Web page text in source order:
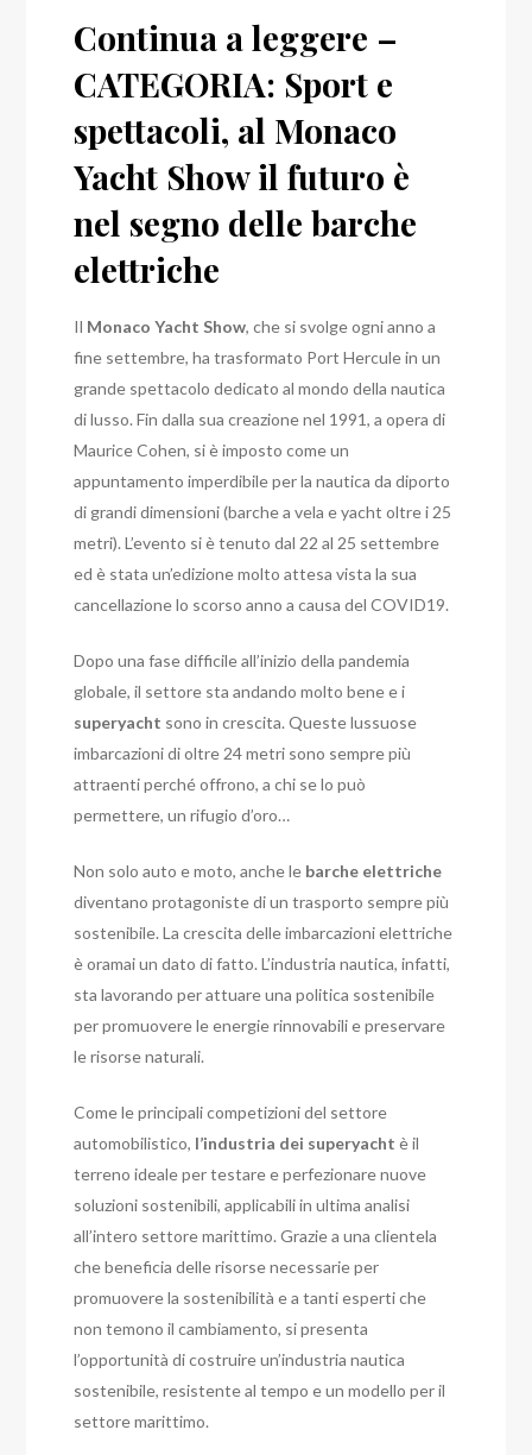
Continua a leggere –
CATEGORIA: Sport e
spettacoli, al Monaco
Yacht Show il futuro è
nel segno delle barche
elettriche
Il Monaco Yacht Show, che si svolge ogni anno a
fine settembre, ha trasformato Port Hercule in un
grande spettacolo dedicato al mondo della nautica
di lusso. Fin dalla sua creazione nel 1991, a opera di
Maurice Cohen, si è imposto come un
appuntamento imperdibile per la nautica da diporto
di grandi dimensioni (barche a vela e yacht oltre i 25
metri). L’evento si è tenuto dal 22 al 25 settembre
ed è stata un’edizione molto attesa vista la sua
cancellazione lo scorso anno a causa del COVID19.
Dopo una fase difficile all’inizio della pandemia
globale, il settore sta andando molto bene e i
superyacht sono in crescita. Queste lussuose
imbarcazioni di oltre 24 metri sono sempre più
attraenti perché offrono, a chi se lo può
permettere, un rifugio d’oro…
Non solo auto e moto, anche le barche elettriche
diventano protagoniste di un trasporto sempre più
sostenibile. La crescita delle imbarcazioni elettriche
è oramai un dato di fatto. L’industria nautica, infatti,
sta lavorando per attuare una politica sostenibile
per promuovere le energie rinnovabili e preservare
le risorse naturali.
Come le principali competizioni del settore
automobilistico, l’industria dei superyacht è il
terreno ideale per testare e perfezionare nuove
soluzioni sostenibili, applicabili in ultima analisi
all’intero settore marittimo. Grazie a una clientela
che beneficia delle risorse necessarie per
promuovere la sostenibilità e a tanti esperti che
non temono il cambiamento, si presenta
l’opportunità di costruire un’industria nautica
sostenibile, resistente al tempo e un modello per il
settore marittimo.